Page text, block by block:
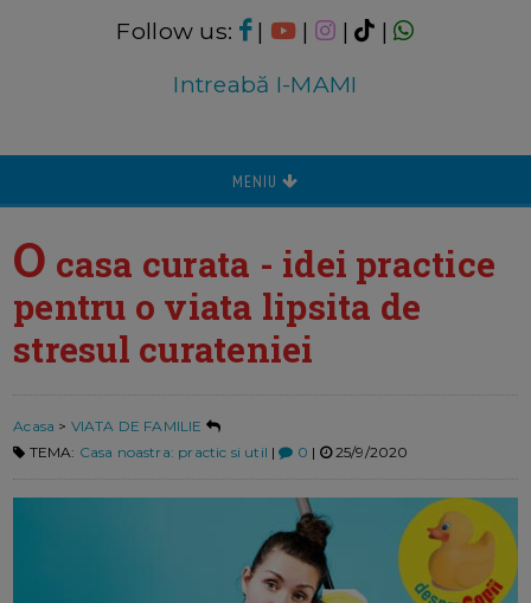
Follow us: | | |
|
Intreabă I-MAMI
MENIU
O casa curata - idei practice
pentru o viata lipsita de
stresul curateniei
Acasa > VIATA DE FAMILIE
TEMA: Casa noastra: practic si util | 0 | 25/9/2020